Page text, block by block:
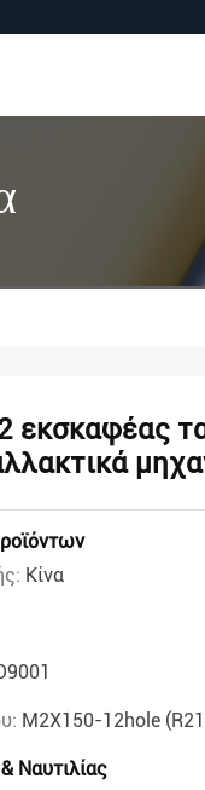
εκσκαφέας
Κίνα
M2X150-12hole
Ναυτιλίας